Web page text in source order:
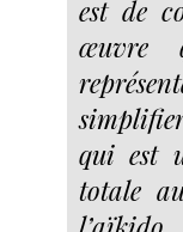
est de
œuvre
qui est
totale